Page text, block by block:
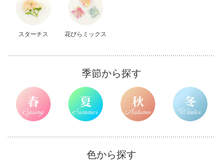
スターチス 花びらミックス
季節から探す
色から探す